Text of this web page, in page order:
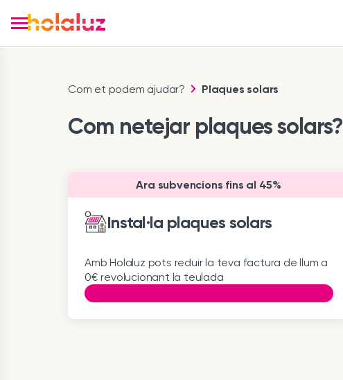
Com et podem ajudar? Plaques solars
Com netejar plaques solars?
Ara subvencions fins al 45%
Instal·la plaques solars
Amb Holaluz pots reduir la teva factura de llum a
0€ revolucionant la teulada